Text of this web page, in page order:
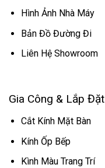
Hình Ảnh Nhà Máy
Bản Đồ Đường Đi
Liên Hệ Showroom
Gia Công & Lắp Đặt
Cắt Kính Mặt Bàn
Kính Ốp Bếp
Kình Màu Trang Trí